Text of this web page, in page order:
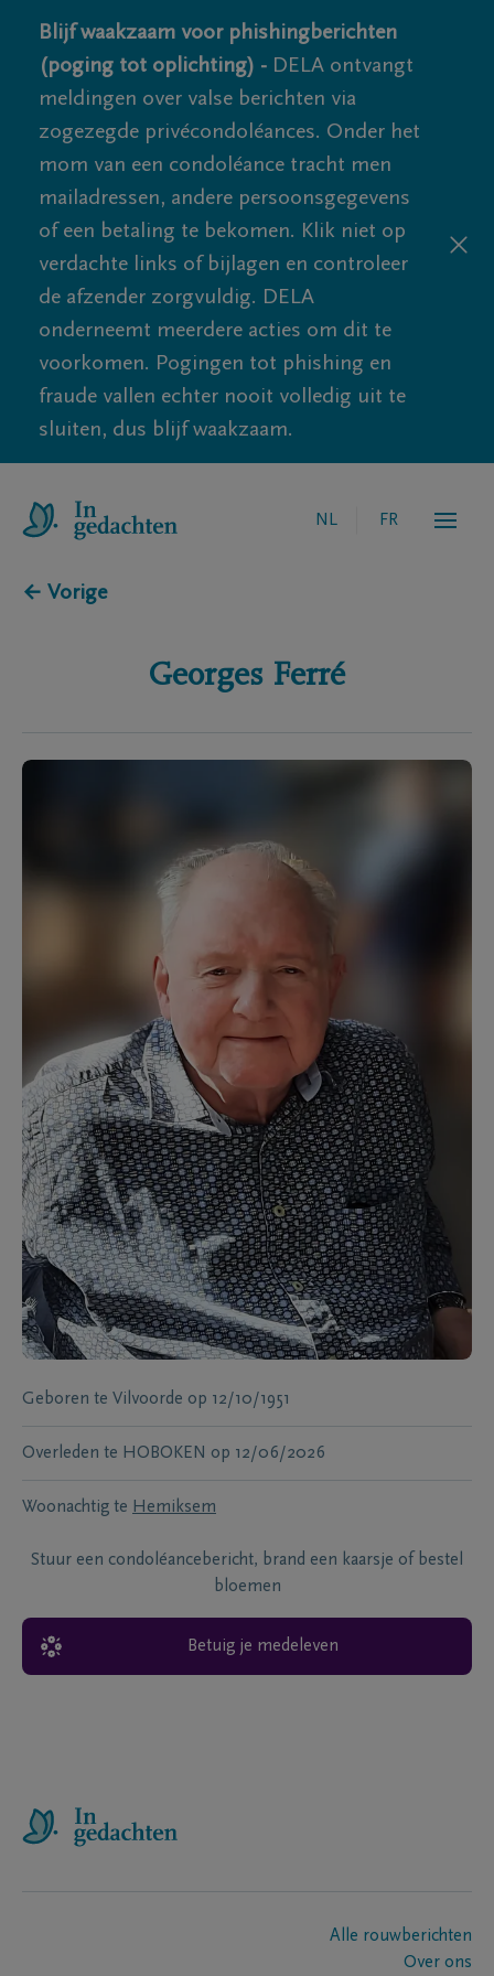
Blijf waakzaam voor phishingberichten
(poging tot oplichting) - DELA ontvangt
meldingen over valse berichten via
zogezegde privécondoléances. Onder het
mom van een condoléance tracht men
mailadressen, andere persoonsgegevens
of een betaling te bekomen. Klik niet op
verdachte links of bijlagen en controleer
de afzender zorgvuldig. DELA
onderneemt meerdere acties om dit te
voorkomen. Pogingen tot phishing en
fraude vallen echter nooit volledig uit te
sluiten, dus blijf waakzaam.
NL FR
← Vorige
Georges Ferré
Geboren te Vilvoorde op 12/10/1951
Overleden te HOBOKEN op 12/06/2026
Woonachtig te Hemiksem
Stuur een condoléancebericht, brand een kaarsje of bestel
bloemen
Betuig je medeleven
Alle rouwberichten
Over ons